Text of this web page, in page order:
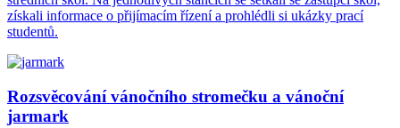
získali informace o přijímacím řízení a prohlédli si ukázky prací
studentů.
Rozsvěcování vánočního stromečku a vánoční
jarmark